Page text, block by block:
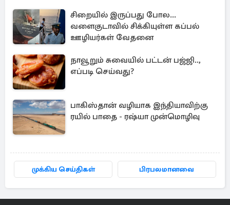
சிறையில் இருப்பது போல...
வளைகுடாவில் சிக்கியுள்ள கப்பல்
ஊழியர்கள் வேதனை
நாவூறும் சுவையில் பட்டன் பஜ்ஜி..,
எப்படி செய்வது?
பாகிஸ்தான் வழியாக இந்தியாவிற்கு
ரயில் பாதை - ரஷ்யா முன்மொழிவு
முக்கிய செய்திகள் பிரபலமானவை